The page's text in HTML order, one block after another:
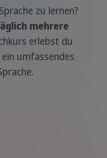
zu lernen?
mehrere
erlebst du
umfassendes